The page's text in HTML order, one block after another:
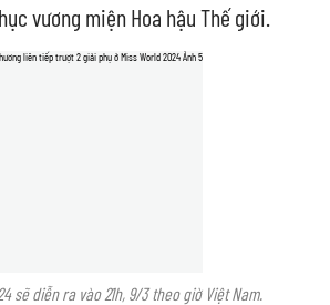
vương miện Hoa hậu Thế giới.
sẽ diễn ra vào 21h, 9/3 theo giờ Việt Nam.